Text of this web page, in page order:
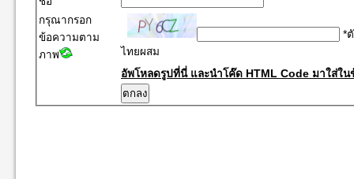
กรุณากรอก
ข้อความตาม
ภาพ
*
ไทยผสม
อัพโหลดรูปที่นี่ และนำโค๊ด HTML Code มาใส่ใน